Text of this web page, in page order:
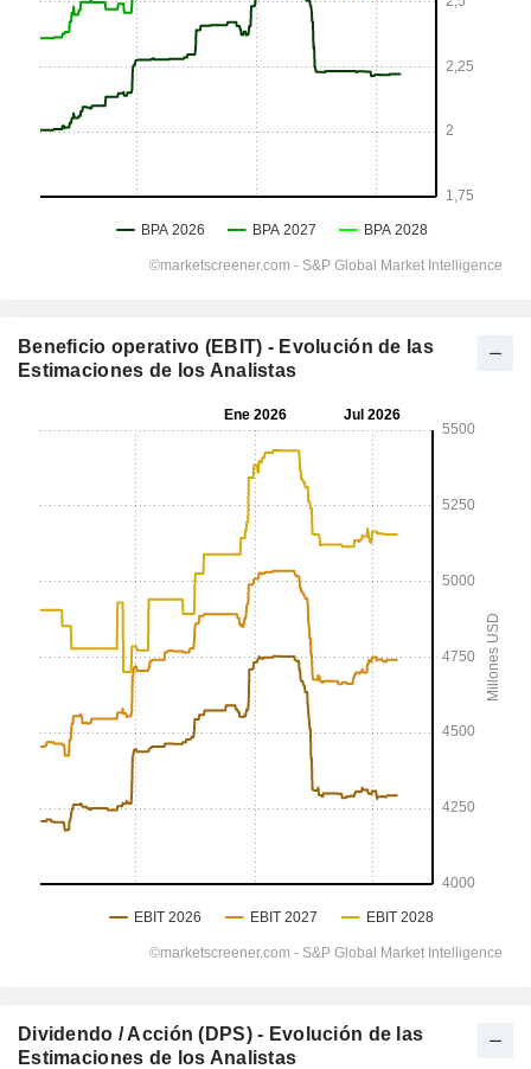
Beneficio operativo (EBIT) - Evolución de las
Estimaciones de los Analistas
Dividendo / Acción (DPS) - Evolución de las
Estimaciones de los Analistas